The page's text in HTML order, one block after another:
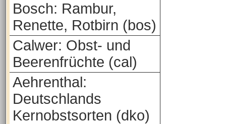
Bosch: Rambur,
Renette, Rotbirn (bos)
Calwer: Obst- und
Beerenfrüchte (cal)
Aehrenthal:
Deutschlands
Kernobstsorten (dko)